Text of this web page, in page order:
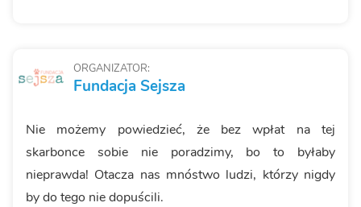
ORGANIZATOR:
Fundacja Sejsza
Nie możemy powiedzieć, że bez wpłat na tej
skarbonce sobie nie poradzimy, bo to byłaby
nieprawda! Otacza nas mnóstwo ludzi, którzy nigdy
by do tego nie dopuścili.